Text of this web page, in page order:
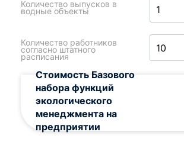
Количество выпусков в
водные объекты
Количество работников
согласно штатного
расписания
Стоимость Базового
набора функций
экологического
менеджмента на
предприятии